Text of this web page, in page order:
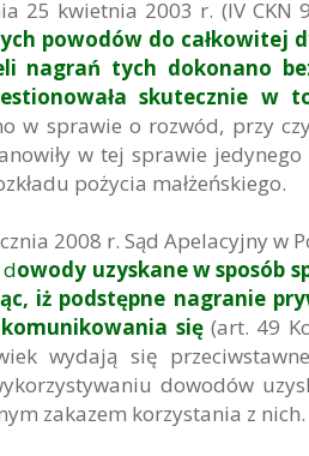
25 kwietnia 2003 r. (IV CKN
powodów do
nagrań tych dokonano
skutecznie w
w sprawie o rozwód, przy
w tej sprawie
pożycia małżeńskiego.
2008 r. Sąd Apelacyjny w
dowody uzyskane w sposób
iż podstępne nagranie
się(art. 49
wydają się
dowodów
zakazem korzystania z nich.